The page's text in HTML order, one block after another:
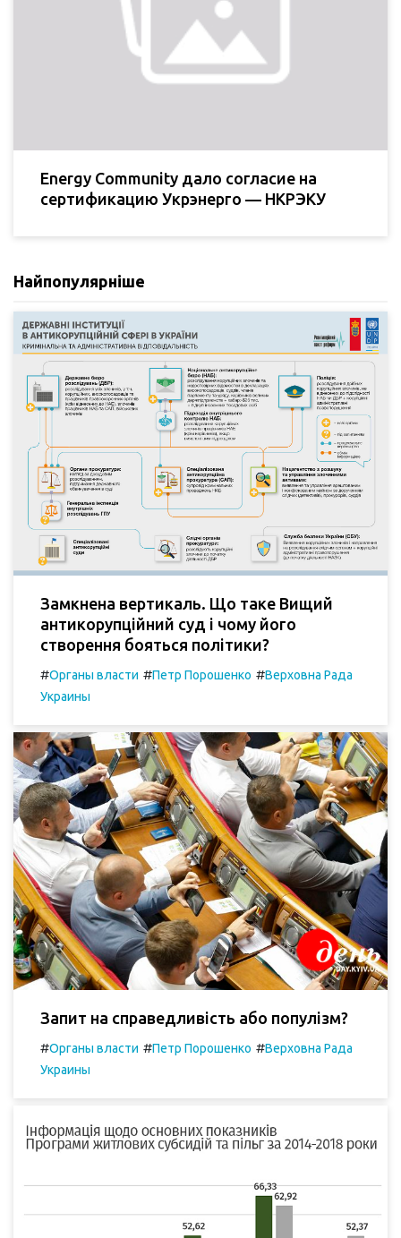
Energy Community дало согласие на
сертификацию Укрэнерго — НКРЭКУ
Найпопулярніше
Замкнена вертикаль. Що таке Вищий
антикорупційний суд і чому його
створення бояться політики?
#Органы власти #Петр Порошенко #Верховна Рада
Украины
Запит на справедливість або популізм?
#Органы власти #Петр Порошенко #Верховна Рада
Украины